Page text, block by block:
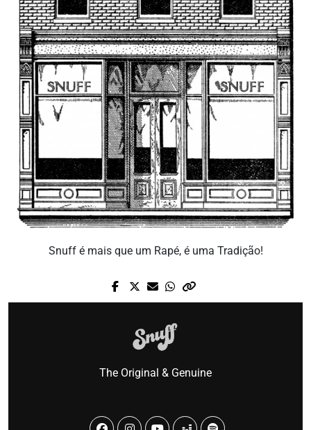
Snuff é mais que um Rapé, é uma Tradição!
The Original & Genuine